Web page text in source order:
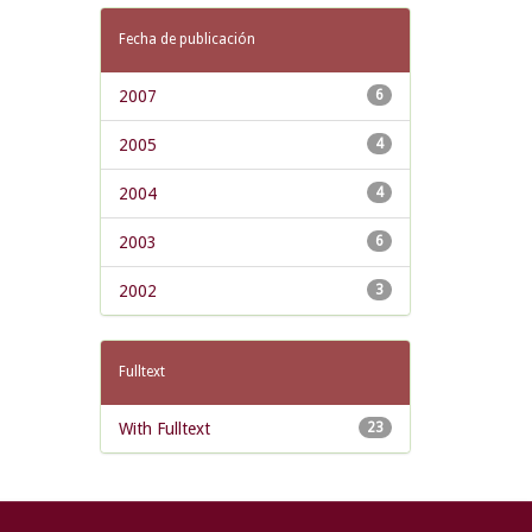
Fecha de publicación
6
2007
4
2005
4
2004
6
2003
3
2002
Fulltext
23
With Fulltext